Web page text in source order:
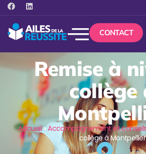
CONTACT
Remise à
collège
Accueil»Accompagnement et
collège à Montpellier